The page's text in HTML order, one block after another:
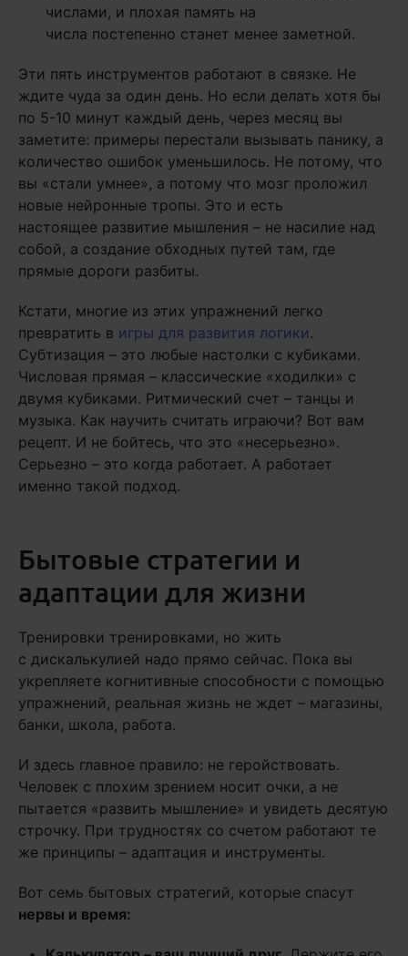
числами, и плохая память на
числа постепенно станет менее заметной.
Эти пять инструментов работают в связке. Не
ждите чуда за один день. Но если делать хотя бы
по 5-10 минут каждый день, через месяц вы
заметите: примеры перестали вызывать панику, а
количество ошибок уменьшилось. Не потому, что
вы «стали умнее», а потому что мозг проложил
новые нейронные тропы. Это и есть
настоящее развитие мышления – не насилие над
собой, а создание обходных путей там, где
прямые дороги разбиты.
Кстати, многие из этих упражнений легко
превратить в игры для развития логики.
Субтизация – это любые настолки с кубиками.
Числовая прямая – классические «ходилки» с
двумя кубиками. Ритмический счет – танцы и
музыка. Как научить считать играючи? Вот вам
рецепт. И не бойтесь, что это «несерьезно».
Серьезно – это когда работает. А работает
именно такой подход.
Бытовые стратегии и
адаптации для жизни
Тренировки тренировками, но жить
с дискалькулией надо прямо сейчас. Пока вы
укрепляете когнитивные способности с помощью
упражнений, реальная жизнь не ждет – магазины,
банки, школа, работа.
И здесь главное правило: не геройствовать.
Человек с плохим зрением носит очки, а не
пытается «развить мышление» и увидеть десятую
строчку. При трудностях со счетом работают те
же принципы – адаптация и инструменты.
Вот семь бытовых стратегий, которые спасут
нервы и время: